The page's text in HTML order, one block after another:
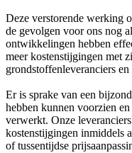
Deze verstorende werking
de gevolgen voor ons nog
ontwikkelingen hebben
meer kostenstijgingen met
grondstoffenleveranciers
Er is sprake van een
hebben kunnen voorzien
verwerkt. Onze
kostenstijgingen inmiddels
of tussentijdse